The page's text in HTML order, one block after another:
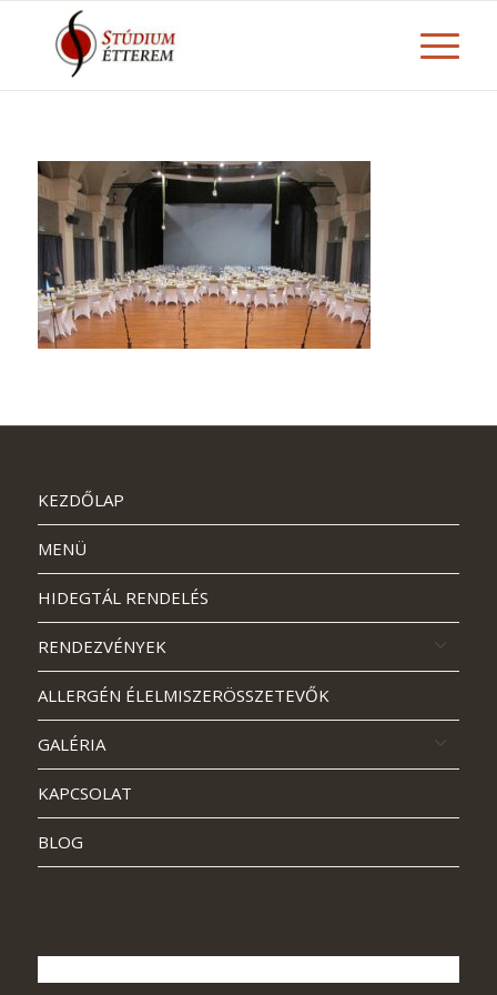
KEZDŐLAP
MENÜ
HIDEGTÁL RENDELÉS
RENDEZVÉNYEK
ALLERGÉN ÉLELMISZERÖSSZETEVŐK
GALÉRIA
KAPCSOLAT
BLOG